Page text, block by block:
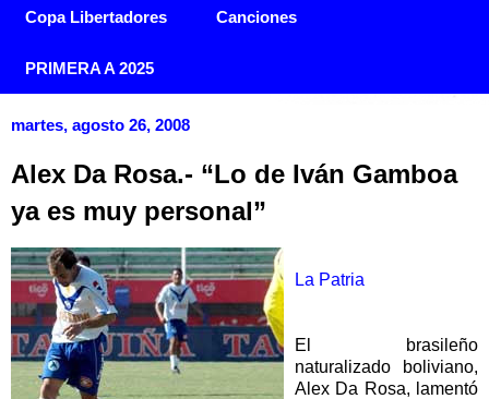
Copa Libertadores Canciones
PRIMERA A 2025
martes, agosto 26, 2008
Alex Da Rosa.- “Lo de Iván Gamboa
ya es muy personal”
La Patria
El brasileño
naturalizado boliviano,
Alex Da Rosa, lamentó